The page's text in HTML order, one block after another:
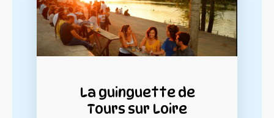
La guinguette de
Tours sur Loire